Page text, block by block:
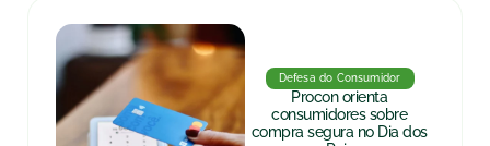
Defesa do Consumidor
Procon orienta
consumidores sobre
compra segura no Dia dos